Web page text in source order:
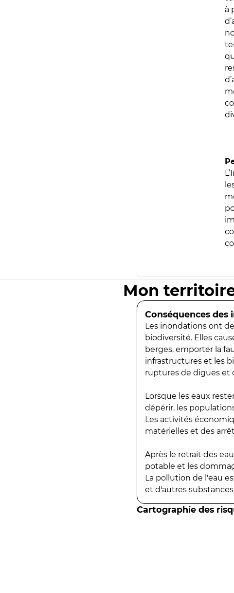
à
Mon
Conséquences des
Les inondations ont
biodiversité. Elles
berges, emporter la
infrastructures et les
ruptures de digues et
Lorsque les eaux
dépérir, les
Les activités
matérielles et des
Après le retrait des
potable et les
La pollution de l'eau
et d'autres
Cartographie des